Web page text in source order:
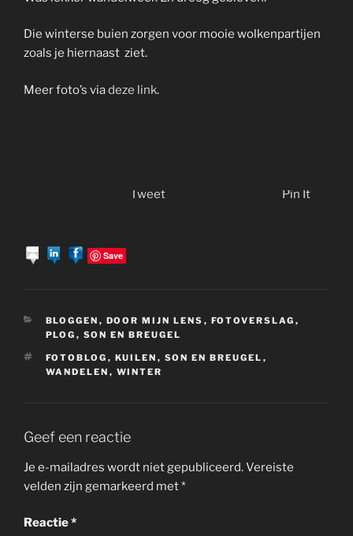
Die winterse buien zorgen voor mooie wolkenpartijen
zoals je hiernaast ziet.
Meer foto’s viadeze link.
Tweet Pin It
Save
CATEGORIEËN
BLOGGEN , DOOR MIJN LENS , FOTOVERSLAG ,
PLOG , SON EN BREUGEL
TAGS
FOTOBLOG , KUILEN , SON EN BREUGEL ,
WANDELEN , WINTER
Geef een reactie
Je e-mailadres wordt niet gepubliceerd.Vereiste
velden zijn gemarkeerd met*
Reactie*